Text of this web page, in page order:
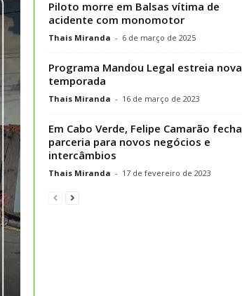
Piloto morre em Balsas vítima de
acidente com monomotor
Thais Miranda - 6 de março de 2025
Programa Mandou Legal estreia nova
temporada
Thais Miranda - 16 de março de 2023
Em Cabo Verde, Felipe Camarão fecha
parceria para novos negócios e
intercâmbios
Thais Miranda - 17 de fevereiro de 2023